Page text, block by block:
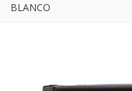
BLANCO